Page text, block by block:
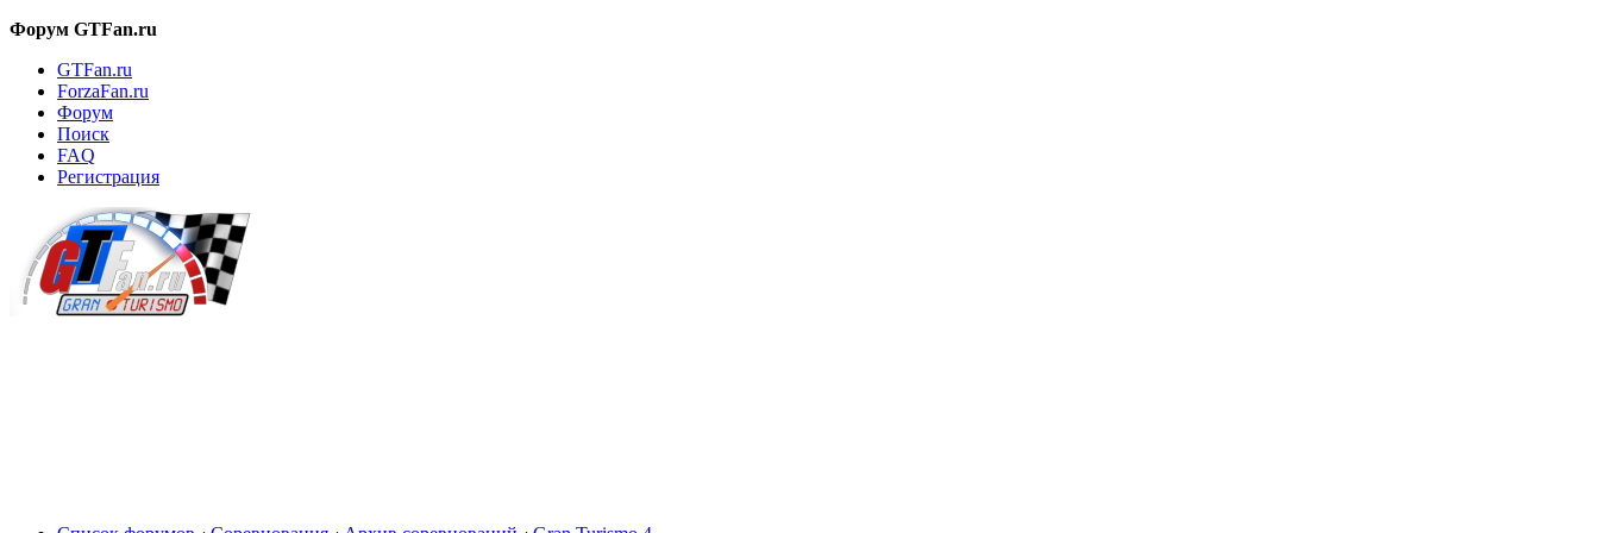
Форум GTFan.ru
GTFan.ru
ForzaFan.ru
Форум
Поиск
FAQ
Регистрация